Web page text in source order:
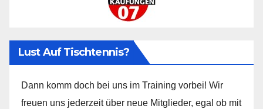
Lust Auf Tischtennis?
Dann komm doch bei uns im Training vorbei! Wir
freuen uns jederzeit über neue Mitglieder, egal ob mit